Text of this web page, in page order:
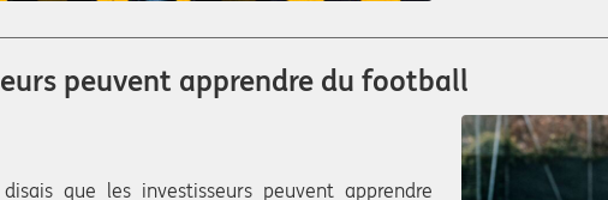
peuvent apprendre du football
que les investisseurs peuvent apprendre